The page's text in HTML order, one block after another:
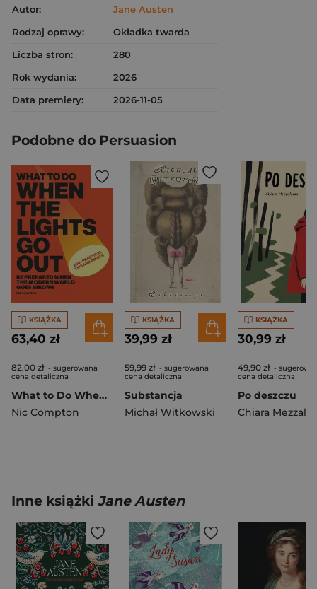
Autor:
Jane Austen
Rodzaj oprawy:
Okładka twarda
Liczba stron:
280
Rok wydania:
2026
Data premiery:
2026-11-05
Podobne do Persuasion
KSIĄŻKA
63,40 zł
82,00 zł - sugerowana
cena detaliczna
What to Do When the Lights Go Out
Nic Compton
KSIĄŻKA
39,99 zł
59,99 zł - sugerowana
cena detaliczna
Substancja
Michał Witkowski
KSIĄŻKA
30,99 zł
49,90 zł -
cena detaliczna
Po deszczu
Chiara
Inne książki Jane Austen